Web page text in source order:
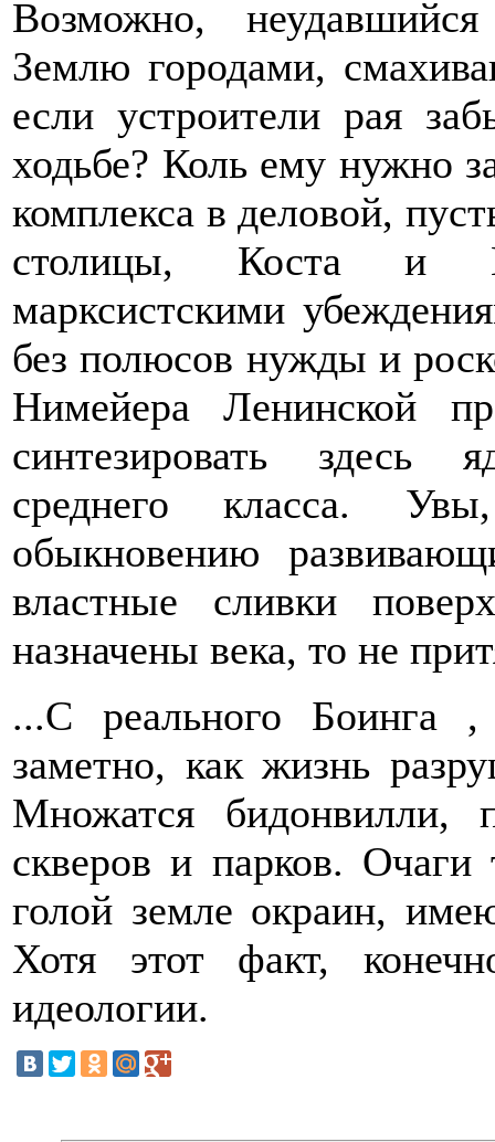
Возможно,
Землю городами,
если устроители рая
ходьбе? Коль ему нужно
комплекса в деловой,
столицы, Коста и
марксистскими
без полюсов нужды и
Нимейера Ленинской
синтезировать здесь
среднего класса.
обыкновению
властные сливки
назначены века, то не
...С реального Боинга
заметно, как жизнь
Множатся бидонвилли,
скверов и парков.
голой земле окраин,
Хотя этот факт,
идеологии.